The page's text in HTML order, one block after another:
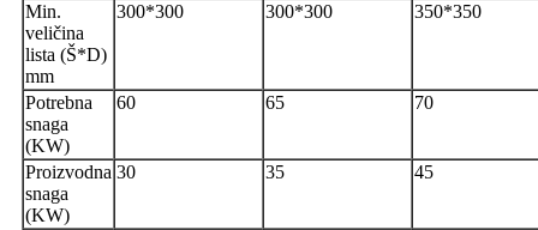
Min.
veličina
lista (Š*D)
mm
300*300 300*300 350*350
Potrebna
snaga
(KW)
60 65 70
Proizvodna
snaga
(KW)
30 35 45